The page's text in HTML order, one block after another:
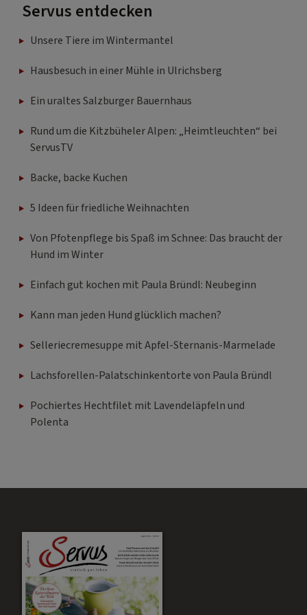
Servus entdecken
Unsere Tiere im Wintermantel
Hausbesuch in einer Mühle in Ulrichsberg
Ein uraltes Salzburger Bauernhaus
Rund um die Kitzbüheler Alpen: „Heimtleuchten“ bei
ServusTV
Backe, backe Kuchen
5 Ideen für friedliche Weihnachten
Von Pfotenpflege bis Spaß im Schnee: Das braucht der
Hund im Winter
Einfach gut kochen mit Paula Bründl: Neubeginn
Kann man jeden Hund glücklich machen?
Selleriecremesuppe mit Apfel-Sternanis-Marmelade
Lachsforellen-Palatschinkentorte von Paula Bründl
Pochiertes Hechtfilet mit Lavendeläpfeln und
Polenta